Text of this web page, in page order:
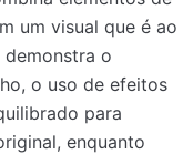
um visual que é ao
o
o uso de efeitos
para
enquanto